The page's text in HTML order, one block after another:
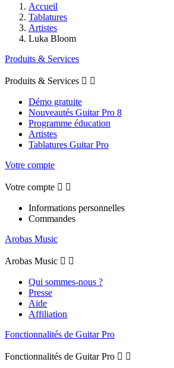
Accueil
Tablatures
Artistes
Luka Bloom
Produits & Services
Produits & Services  
Démo gratuite
Nouveautés Guitar Pro 8
Programme éducation
Artistes
Tablatures Guitar Pro
Votre compte
Votre compte  
Informations personnelles
Commandes
Arobas Music
Arobas Music  
Qui sommes-nous ?
Presse
Aide
Affiliation
Fonctionnalités de Guitar Pro
Fonctionnalités de Guitar Pro  